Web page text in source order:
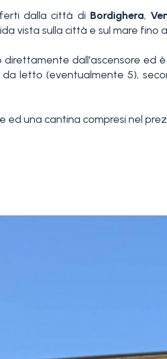
dalla città di Bordighera,
vista sulla città e sul mare fino
dall'ascensore ed
letto (eventualmente 5),
ed una cantina compresi nel